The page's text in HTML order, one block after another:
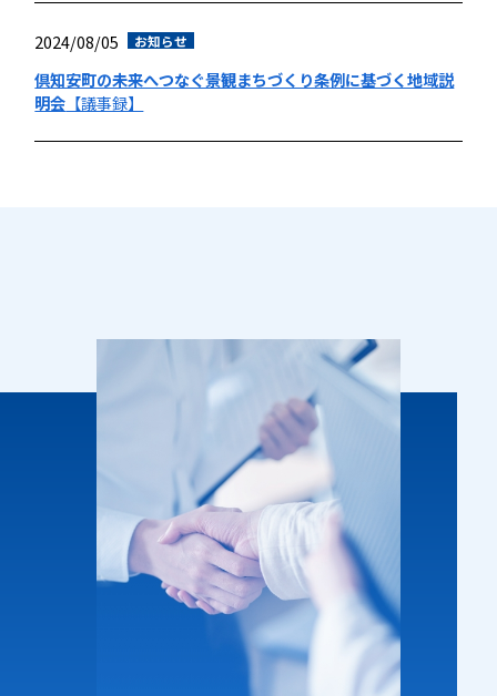
2024/08/05 お知らせ
倶知安町の未来へつなぐ景観まちづくり条例に基づく地域説
明会 【議事録】